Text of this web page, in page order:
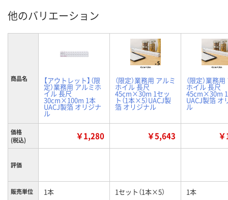
他のバリエーション
商品名 【アウトレット】（限
定）業務用 アルミホ
イル 長尺
30cm×100m 1本
UACJ製箔 オリジナ
ル
（限定）業務用 アルミ
ホイル 長尺
45cm×30m 1セッ
ト（1本×5）UACJ製
箔 オリジナル
（限定）業務
ホイル 長尺
45cm×30m
UACJ製箔 オ
ル
価格
(税込)
￥1,280 ￥5,643
評価
販売単位 1本 1セット（1本×5） 1本